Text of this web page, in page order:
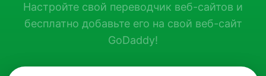
Настройте свой переводчик веб-сайтов и
бесплатно добавьте его на свой веб-сайт
GoDaddy!